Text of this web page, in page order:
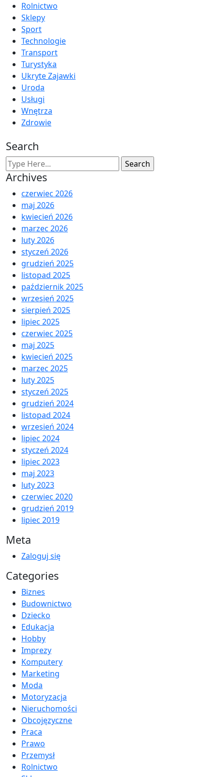
Rolnictwo
Sklepy
Sport
Technologie
Transport
Turystyka
Ukryte Zajawki
Uroda
Usługi
Wnętrza
Zdrowie
Search
Archives
czerwiec 2026
maj 2026
kwiecień 2026
marzec 2026
luty 2026
styczeń 2026
grudzień 2025
listopad 2025
październik 2025
wrzesień 2025
sierpień 2025
lipiec 2025
czerwiec 2025
maj 2025
kwiecień 2025
marzec 2025
luty 2025
styczeń 2025
grudzień 2024
listopad 2024
wrzesień 2024
lipiec 2024
styczeń 2024
lipiec 2023
maj 2023
luty 2023
czerwiec 2020
grudzień 2019
lipiec 2019
Meta
Zaloguj się
Categories
Biznes
Budownictwo
Dziecko
Edukacja
Hobby
Imprezy
Komputery
Marketing
Moda
Motoryzacja
Nieruchomości
Obcojęzyczne
Praca
Prawo
Przemysł
Rolnictwo